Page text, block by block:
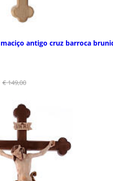
antigo cruz barroca
€ 149,00